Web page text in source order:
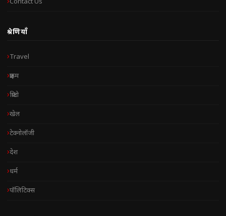
श्रेणियाँ
Travel
क्राइम
क्रिप्टो
खेल
टेक्नोलॉजी
देश
धर्म
पॉलिटिक्स